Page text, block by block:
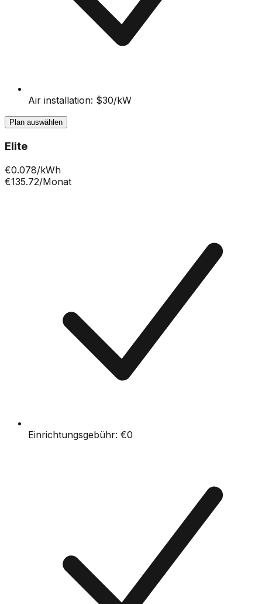
Air installation: $30/kW
Plan auswählen
Elite
€0.078/kWh
€135.72/Monat
Einrichtungsgebühr: €0